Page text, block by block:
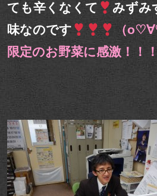
ても辛くなくて
みずみ
味なのです
（
限定のお野菜に感激！！！